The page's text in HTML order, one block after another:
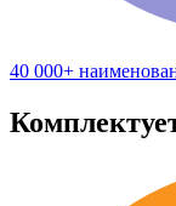
40 000+